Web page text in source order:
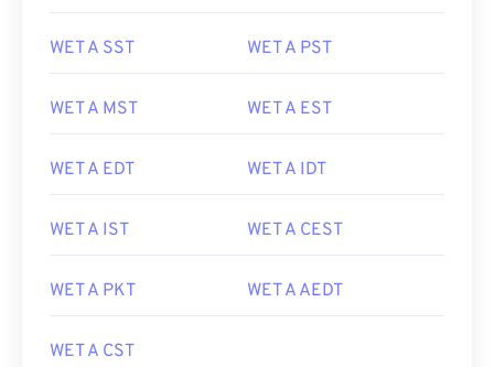
WET A SST WET A PST
WET A MST WET A EST
WET A EDT WET A IDT
WET A IST WET A CEST
WET A PKT WET A AEDT
WET A CST